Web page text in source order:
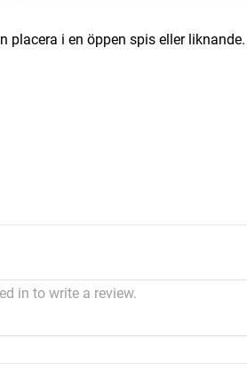
i en öppen spis eller